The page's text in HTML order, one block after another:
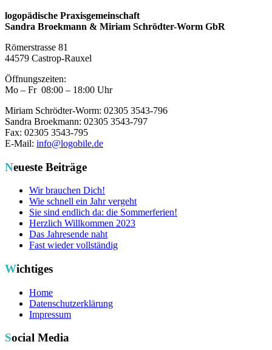
logopädische Praxisgemeinschaft
Sandra Broekmann & Miriam Schrödter-Worm GbR
Römerstrasse 81
44579 Castrop-Rauxel
Öffnungszeiten:
Mo – Fr 08:00 – 18:00 Uhr
Miriam Schrödter-Worm: 02305 3543-796
Sandra Broekmann: 02305 3543-797
Fax: 02305 3543-795
E-Mail: info@logobile.de
Neueste Beiträge
Wir brauchen Dich!
Wie schnell ein Jahr vergeht
Sie sind endlich da: die Sommerferien!
Herzlich Willkommen 2023
Das Jahresende naht
Fast wieder vollständig
Wichtiges
Home
Datenschutzerklärung
Impressum
Social Media